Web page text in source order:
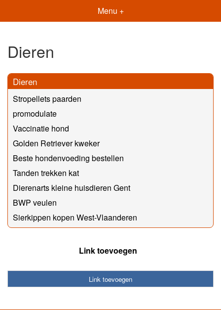
Menu +
Dieren
Dieren
Stropellets paarden
promodulate
Vaccinatie hond
Golden Retriever kweker
Beste hondenvoeding bestellen
Tanden trekken kat
Dierenarts kleine huisdieren Gent
BWP veulen
Sierkippen kopen West-Vlaanderen
Link toevoegen
Link toevoegen